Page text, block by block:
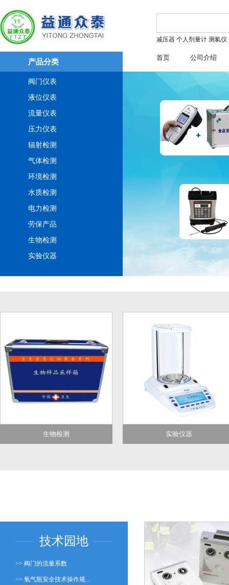
产品分类
减压器 个人剂量计 测氡仪
首页 公司介绍
阀门仪表
液位仪表
流量仪表
压力仪表
辐射检测
气体检测
环境检测
水质检测
电力检测
劳保产品
生物检测
实验仪器
生物检测 实验仪器
技术园地
>> 阀门的流量系数
>> 氧气瓶安全技术操作规...